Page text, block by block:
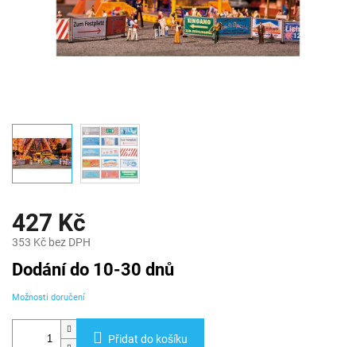
427 Kč
353 Kč bez DPH
Měrná
cena:
Dodání do 10-30 dnů
Možnosti doručení
Přidat do košíku